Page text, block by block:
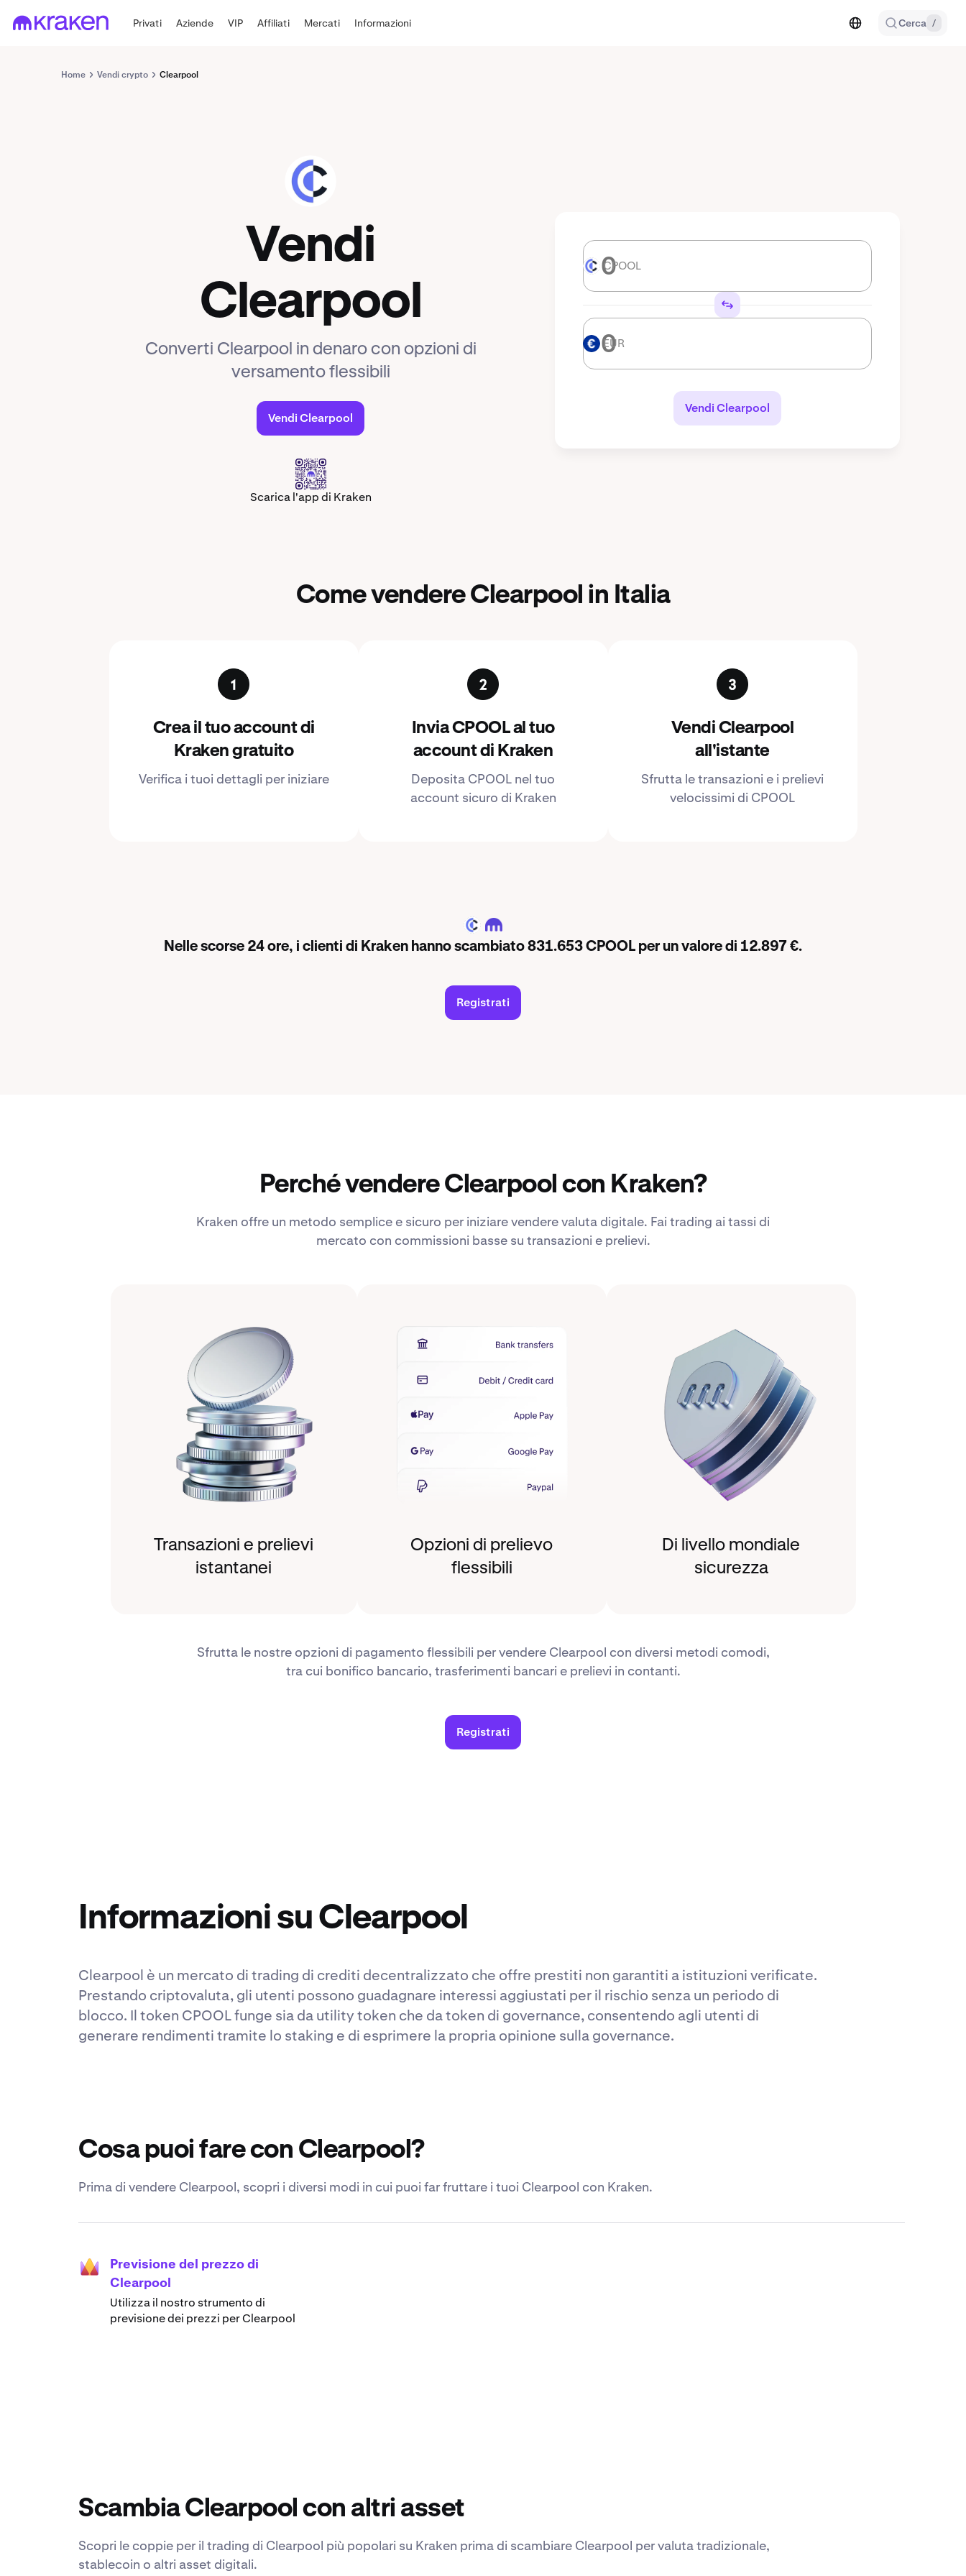
Privati Aziende VIP Affiliati Mercati Informazioni Cerca /
Home Vendi crypto Clearpool
CPOOL
Vendi
Clearpool
Converti Clearpool in denaro con opzioni di
versamento flessibili
Vendi Clearpool
Scarica l'app di Kraken
CPOOL CPOOL
EUR EUR
Vendi Clearpool
Come vendere Clearpool in Italia
Crea il tuo account di
Kraken gratuito
Verifica i tuoi dettagli per iniziare
Invia CPOOL al tuo
account di Kraken
Deposita CPOOL nel tuo
account sicuro di Kraken
Vendi Clearpool
all'istante
Sfrutta le transazioni e i prelievi
velocissimi di CPOOL
CPOOL
Nelle scorse 24 ore, i clienti di Kraken hanno scambiato 831.653 CPOOL per un valore di 12.897 €.
Registrati
Perché vendere Clearpool con Kraken?
Kraken offre un metodo semplice e sicuro per iniziare vendere valuta digitale. Fai trading ai tassi di
mercato con commissioni basse su transazioni e prelievi.
Transazioni e prelievi
istantanei
Opzioni di prelievo
flessibili
Di livello mondiale
sicurezza
Sfrutta le nostre opzioni di pagamento flessibili per vendere Clearpool con diversi metodi comodi,
tra cui bonifico bancario, trasferimenti bancari e prelievi in contanti.
Registrati
Informazioni su Clearpool
Clearpool è un mercato di trading di crediti decentralizzato che offre prestiti non garantiti a istituzioni verificate.
Prestando criptovaluta, gli utenti possono guadagnare interessi aggiustati per il rischio senza un periodo di
blocco. Il token CPOOL funge sia da utility token che da token di governance, consentendo agli utenti di
generare rendimenti tramite lo staking e di esprimere la propria opinione sulla governance.
Cosa puoi fare con Clearpool?
Prima di vendere Clearpool, scopri i diversi modi in cui puoi far fruttare i tuoi Clearpool con Kraken.
Previsione del prezzo di
Clearpool
Utilizza il nostro strumento di
previsione dei prezzi per Clearpool
Scambia Clearpool con altri asset
Scopri le coppie per il trading di Clearpool più popolari su Kraken prima di scambiare Clearpool per valuta tradizionale,
stablecoin o altri asset digitali.